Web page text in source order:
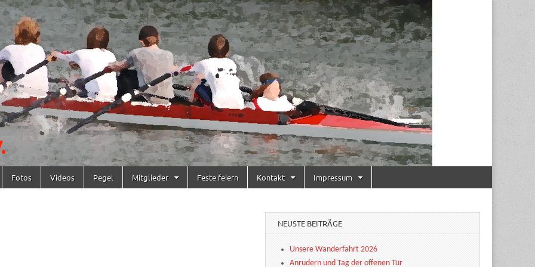
Fotos Videos Pegel Mitglieder Feste feiern Kontakt Impressum
NEUSTE BEITRÄGE
Unsere Wanderfahrt 2026
Anrudern und Tag der offenen Tür